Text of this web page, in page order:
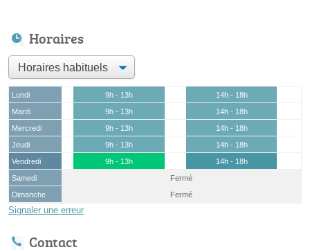
Horaires
Lundi 9h - 13h
14h - 18h
Mardi
9h - 13h
14h - 18h
Mercredi
9h - 13h
14h - 18h
Jeudi
9h - 13h
14h - 18h
Vendredi
9h - 13h
14h - 18h
Samedi
Fermé
Dimanche
Fermé
Signaler une erreur
Contact